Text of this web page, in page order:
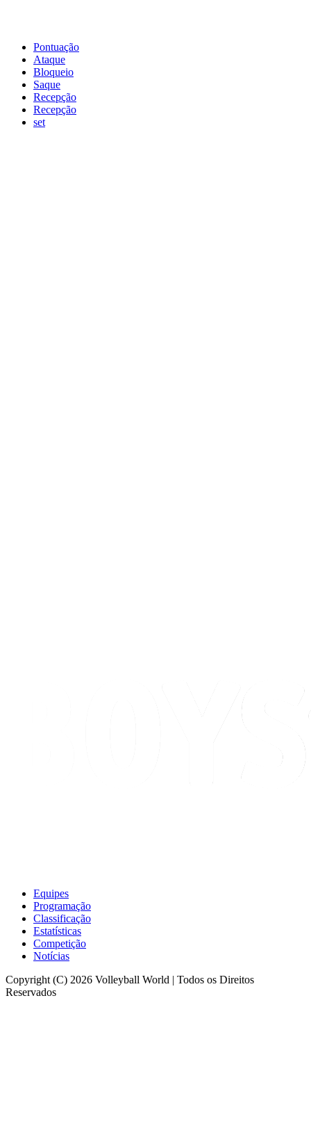
Pontuação
Ataque
Bloqueio
Saque
Recepção
Recepção
set
Equipes
Programação
Classificação
Estatísticas
Competição
Notícias
Copyright (C) 2026 Volleyball World | Todos os Direitos
Reservados